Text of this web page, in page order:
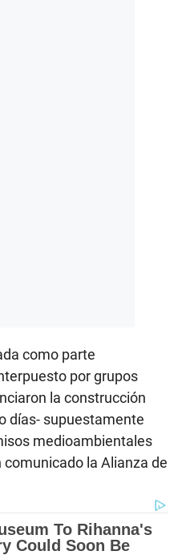
como parte
por grupos
la construcción
días- supuestamente
medioambientales
la Alianza de